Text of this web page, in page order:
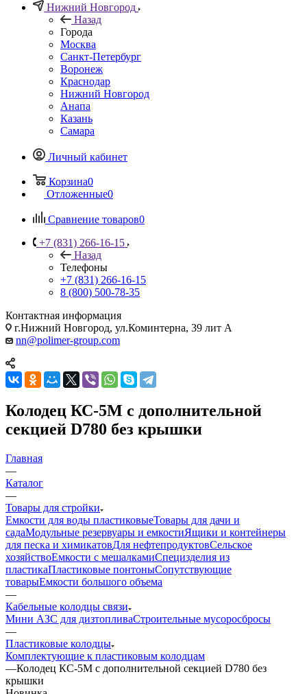
Нижний Новгород
Назад
Города
Москва
Санкт-Петербург
Воронеж
Краснодар
Нижний Новгород
Анапа
Казань
Самара
Личный кабинет
Корзина0
Отложенные0
Сравнение товаров0
+7 (831) 266-16-15
Назад
Телефоны
+7 (831) 266-16-15
8 (800) 500-78-35
Контактная информация
г.Нижний Новгород, ул.Коминтерна, 39 лит А
nn@polimer-group.com
Колодец КС-5М с дополнительной
секцией D780 без крышки
Главная
—
Каталог
—
Товары для стройки
Емкости для воды пластиковыеТовары для дачи и
садаМодульные резервуары и емкостиЯщики и контейнеры
для песка и химикатовДля нефтепродуктовСельское
хозяйствоЕмкости с мешалкамиСпецизделия из
пластикаПластиковые понтоныСопутствующие
товарыЕмкости большого объема
—
Кабельные колодцы связи
Мини АЗС для дизтопливаСтроительные мусоросбросы
—
Пластиковые колодцы
Комплектующие к пластиковым колодцам
—Колодец КС-5М с дополнительной секцией D780 без
крышки